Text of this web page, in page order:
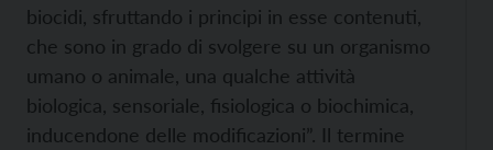
biocidi, sfruttando i principi in esse contenuti,
che sono in grado di svolgere su un organismo
umano o animale, una qualche attività
biologica, sensoriale, fisiologica o biochimica,
inducendone delle modificazioni”. Il termine